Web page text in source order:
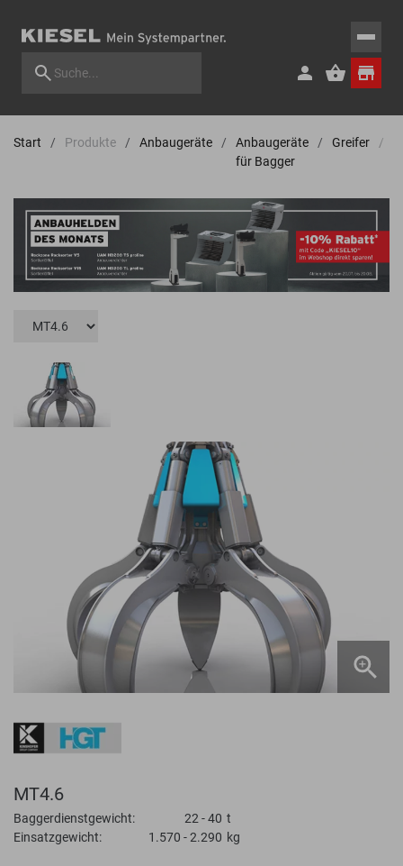
Start Produkte Anbaugeräte
Anbaugeräte
für Bagger
Greifer
MT4.6
Baggerdienstgewicht: 22 - 40 t
Einsatzgewicht:
1.570 - 2.290 kg